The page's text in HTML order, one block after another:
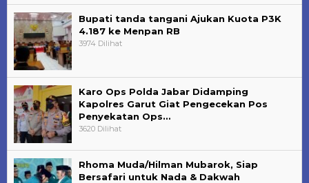
Bupati tanda tangani Ajukan Kuota P3K
4.187 ke Menpan RB
3974 Dilihat
Karo Ops Polda Jabar Didamping
Kapolres Garut Giat Pengecekan Pos
Penyekatan Ops…
3620 Dilihat
Rhoma Muda/Hilman Mubarok, Siap
Bersafari untuk Nada & Dakwah